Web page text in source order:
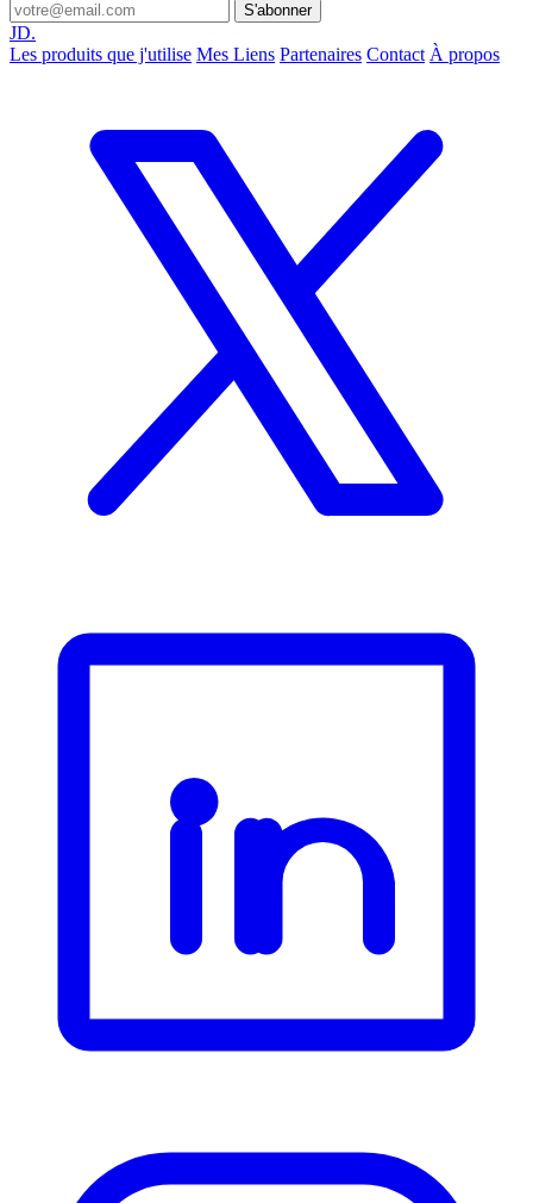
S'abonner
JD.
Les produits que j'utilise Mes Liens Partenaires Contact À propos